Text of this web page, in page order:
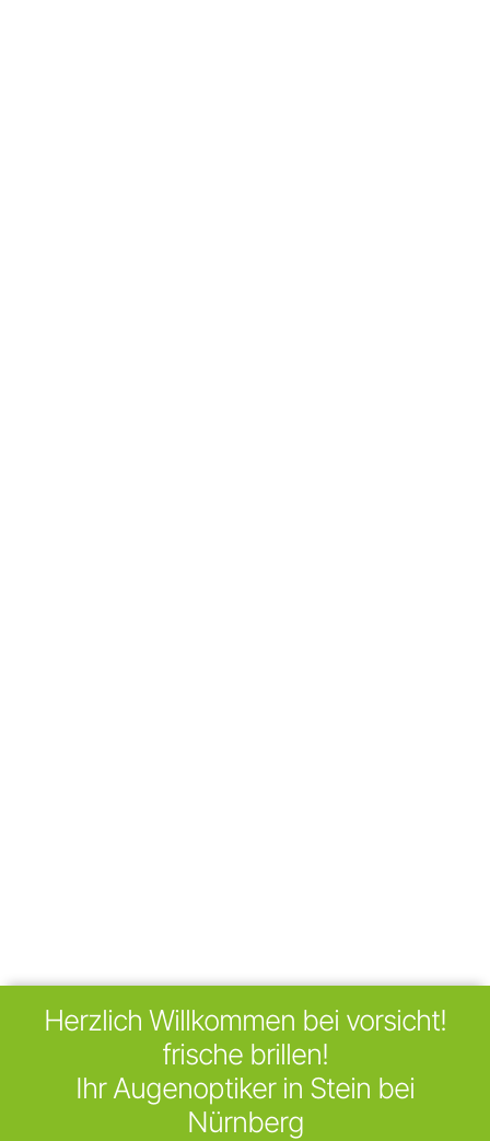
Herzlich Willkommen bei vorsicht!
frische brillen!
Ihr Augenoptiker in Stein bei
Nürnberg